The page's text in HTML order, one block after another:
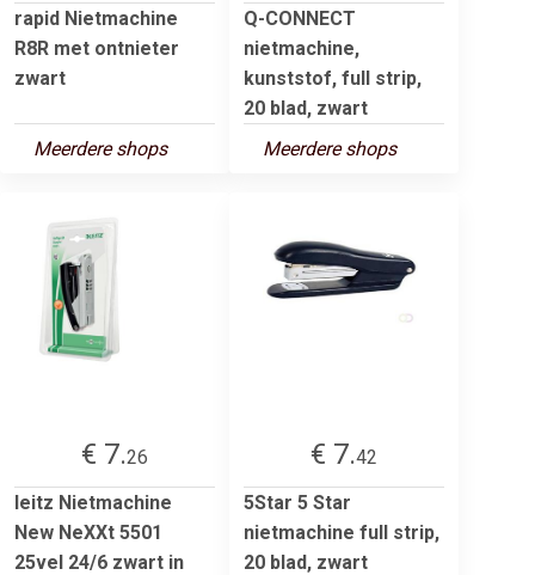
rapid Nietmachine
R8R met ontnieter
zwart
Meerdere shops
Q-CONNECT
nietmachine,
kunststof, full strip,
20 blad, zwart
Meerdere shops
€ 7.26
leitz Nietmachine
New NeXXt 5501
25vel 24/6 zwart in
€ 7.42
5Star 5 Star
nietmachine full strip,
20 blad, zwart